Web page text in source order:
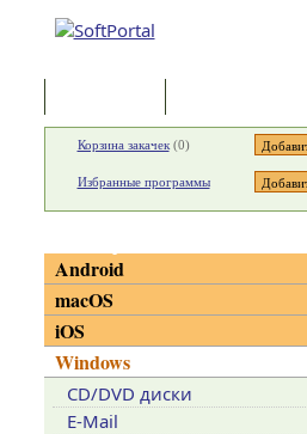
Корзина закачек(0)
Избранные программы
Android
macOS
iOS
Windows
CD/DVD диски
E-Mail